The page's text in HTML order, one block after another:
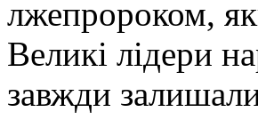
лжепророком,
Великі лідери
завжди